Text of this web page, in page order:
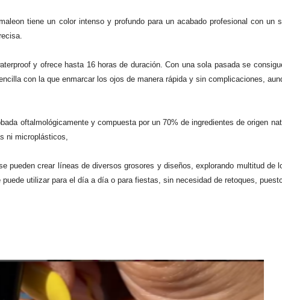
tiene un color intenso y profundo para un acabado profesional con
y ofrece hasta 16 horas de duración. Con una sola pasada se
con la que enmarcar los ojos de manera rápida y sin complicaciones,
oftalmológicamente y compuesta por un 70% de ingredientes de origen
ni microplásticos,
pueden crear líneas de diversos grosores y diseños, explorando multitud
utilizar para el día a día o para fiestas, sin necesidad de retoques,